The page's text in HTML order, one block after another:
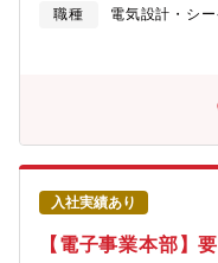
推進、社内製造プロセス
（SiC）ヒーターの開発
職種
電気設計・シ
入社実績あり
【電子事業本部】